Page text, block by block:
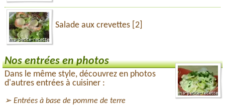
Salade aux crevettes [2]
Nos entrées en photos
Dans le même style, découvrez en photos
d'autres entrées à cuisiner :
Entrées à base de pomme de terre